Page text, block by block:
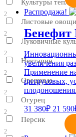
Культуры
2
Листовые овощи
2
Луковичные
2
Нектарин
2
Овощные
2
Огурец
2
Персик
2
Распродажа!
Бенефит
увеличения
Применение
цитрусовых,
плодоношения.
31 380₽ 21